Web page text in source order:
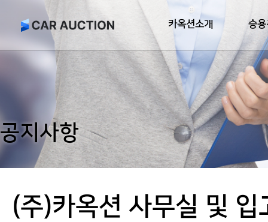
카옥션소개 승
공지사항
(주)카옥션 사무실 및